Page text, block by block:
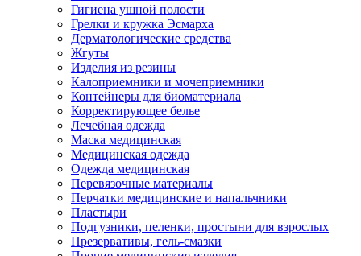
Гигиена ушной полости
Грелки и кружка Эсмарха
Дерматологические средства
Жгуты
Изделия из резины
Калоприемники и мочеприемники
Контейнеры для биоматериала
Корректирующее белье
Лечебная одежда
Маска медицинская
Медицинская одежда
Одежда медицинская
Перевязочные материалы
Перчатки медицинские и напальчники
Пластыри
Подгузники, пеленки, простыни для взрослых
Презервативы, гель-смазки